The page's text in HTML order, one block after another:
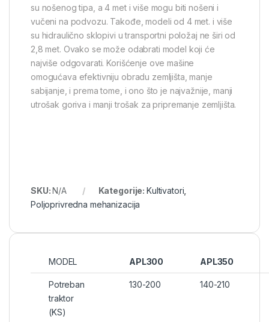
su nošenog tipa, a 4 met i više mogu biti nošeni i
vučeni na podvozu. Takođe, modeli od 4 met. i više
su hidraulično sklopivi u transportni položaj ne širi od
2,8 met. Ovako se može odabrati model koji će
najviše odgovarati. Korišćenje ove mašine
omogućava efektivniju obradu zemljišta, manje
sabijanje, i prema tome, i ono što je najvažnije, manji
utrošak goriva i manji trošak za pripremanje zemljišta.
SKU:N/A Kategorije: Kultivatori
Poljoprivredna mehanizacija
MODEL APL300 APL350
Potreban
traktor
(KS)
130-200 140-210